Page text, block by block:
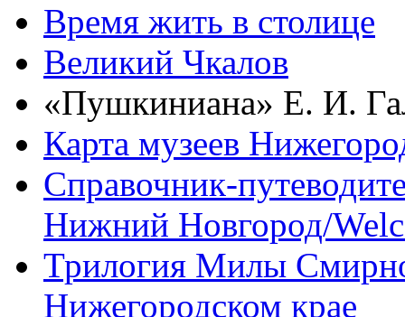
Время жить в столице
Великий Чкалов
«Пушкиниана» Е. И.
Карта музеев
Справочник-
Нижний Новгород/
Трилогия Милы
Нижегородском крае